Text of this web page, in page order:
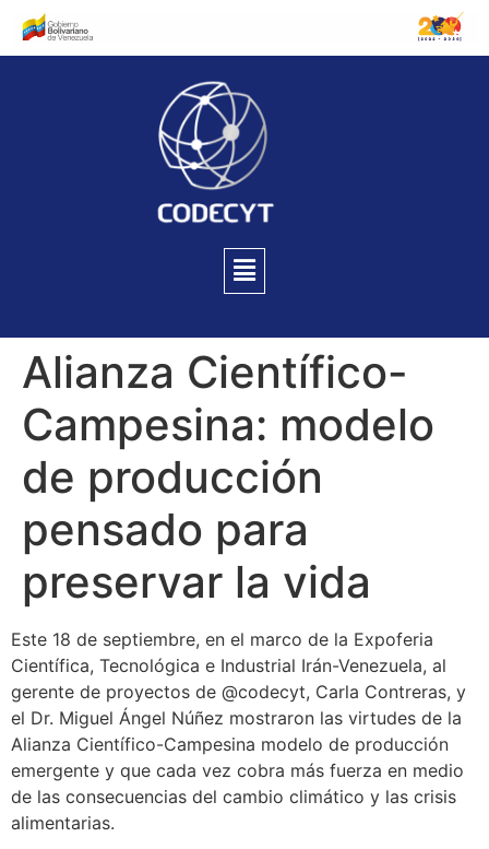
Alianza Científico-
Campesina: modelo
de producción
pensado para
preservar la vida
Este 18 de septiembre, en el marco de la Expoferia
Científica, Tecnológica e Industrial Irán-Venezuela, al
gerente de proyectos de @codecyt, Carla Contreras, y
el Dr. Miguel Ángel Núñez mostraron las virtudes de la
Alianza Científico-Campesina modelo de producción
emergente y que cada vez cobra más fuerza en medio
de las consecuencias del cambio climático y las crisis
alimentarias.